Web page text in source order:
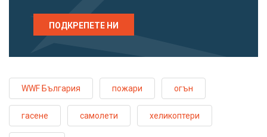
ПОДКРЕПЕТЕ НИ
WWF България пожари огън
гасене самолети хеликоптери